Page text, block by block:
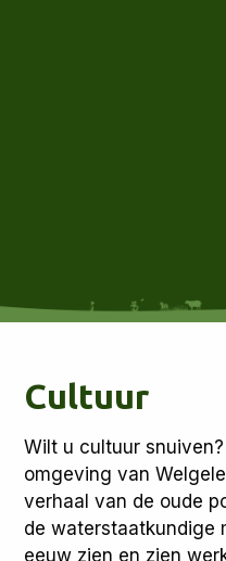
Cultuur
Wilt u cultuur
omgeving van
verhaal van de oude
de waterstaatkundige
eeuw zien en zien